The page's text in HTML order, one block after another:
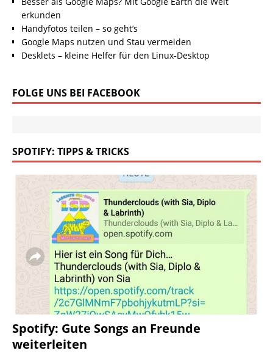
erkunden
Handyfotos teilen – so geht’s
Google Maps nutzen und Stau vermeiden
Desklets – kleine Helfer für den Linux-Desktop
FOLGE UNS BEI FACEBOOK
SPOTIFY: TIPPS & TRICKS
Spotify: Gute Songs an Freunde
weiterleiten